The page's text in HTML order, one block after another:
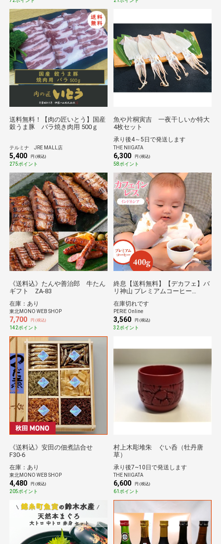
送料無料！【肉の匠いとう】国産
穀うま豚 バラ焼き肉用 500ｇ
テルミナ JRE MALL店
5,400 円 (税込)
275ポイント
魚や片桐寅吉 一夜干しいか特大
4枚セット
承り後4～5日で発送します
THE NIIGATA
6,300 円 (税込)
58ポイント
《送料込》たんや善治郎 牛たん
ギフト ZA-83
在庫：あり
東北MONO WEB SHOP
7,700 円 (税込)
142ポイント
終息【送料無料】【デカフェ】バ
リ神山 プレミアムコーヒー
在庫切れです
PERIE Online
3,560 円 (税込)
32ポイント
《送料込》安田の佃煮詰合せ
F30-6
在庫：あり
東北MONO WEB SHOP
4,480 円 (税込)
205ポイント
村上木彫堆朱 ぐい呑（牡丹唐
草）
承り後7~10日で発送します
THE NIIGATA
6,600 円 (税込)
61ポイント